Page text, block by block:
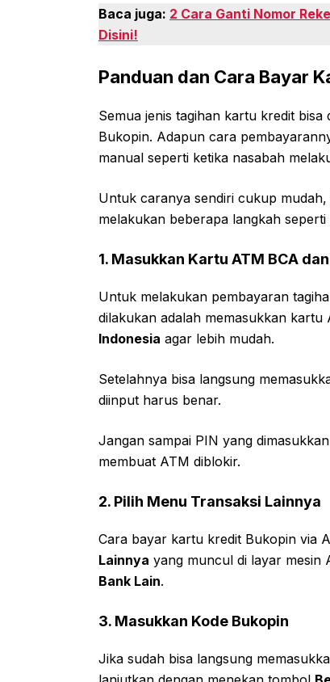
Baca juga: 2 Cara Ganti Nomor
Disini!
Panduan dan Cara Bayar
Semua jenis tagihan kartu kredit
Bukopin. Adapun cara
manual seperti ketika nasabah
Untuk caranya sendiri cukup
melakukan beberapa langkah seperti
1. Masukkan Kartu ATM BCA dan
Untuk melakukan pembayaran
dilakukan adalah memasukkan kartu
Indonesia agar lebih mudah.
Setelahnya bisa langsung
diinput harus benar.
Jangan sampai PIN yang
membuat ATM diblokir.
2. Pilih Menu Transaksi Lainnya
Cara bayar kartu kredit Bukopin via
Lainnya yang muncul di layar mesin
Bank Lain.
3. Masukkan Kode Bukopin
Jika sudah bisa langsung